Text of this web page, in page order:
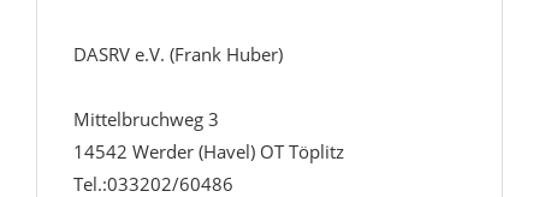
DASRV e.V. (Frank Huber)
Mittelbruchweg 3
14542 Werder (Havel) OT Töplitz
Tel.:033202/60486